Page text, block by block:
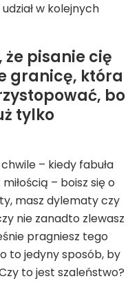
w kolejnych
że pisanie cię
granicę, która
bo
tylko
– kiedy fabuła
– boisz się o
masz dylematy czy
nie zanadto zlewasz
pragniesz tego
to jedyny sposób, by
to jest szaleństwo?